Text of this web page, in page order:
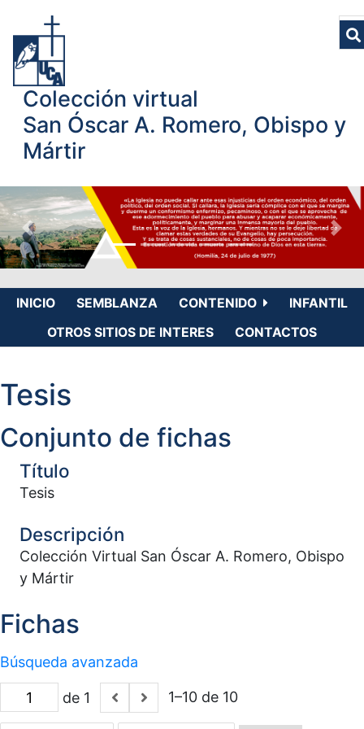
Colección virtual
San Óscar A. Romero, Obispo y
Mártir
INICIO SEMBLANZA CONTENIDO
INFANTIL
OTROS SITIOS DE INTERES
CONTACTOS
Tesis
Conjunto de fichas
Título
Tesis
Descripción
Colección Virtual San Óscar A. Romero, Obispo
y Mártir
Fichas
de 1 1–10 de 10
Búsqueda avanzada